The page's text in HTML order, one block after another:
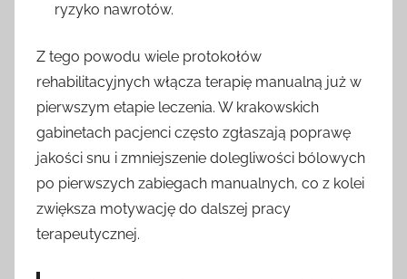
ryzyko nawrotów.
Z tego powodu wiele protokołów
rehabilitacyjnych włącza terapię manualną już w
pierwszym etapie leczenia. W krakowskich
gabinetach pacjenci często zgłaszają poprawę
jakości snu i zmniejszenie dolegliwości bólowych
po pierwszych zabiegach manualnych, co z kolei
zwiększa motywację do dalszej pracy
terapeutycznej.